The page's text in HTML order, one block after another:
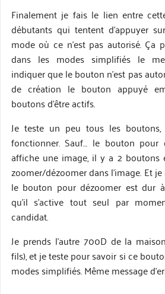
Finalement je fais le lien entre
débutants qui tentent d’appuyer
mode où ce n’est pas autorisé. Ça
dans les modes simplifiés le
indiquer que le bouton n’est pas
de création le bouton appuyé
boutons d’être actifs.
Je teste un peu tous les
fonctionner. Sauf… le bouton pour
affiche une image, il y a 2 boutons
zoomer/dézoomer dans l’image. Et
le bouton pour dézoomer est dur
qu’il s’active tout seul par
candidat.
Je prends l’autre 700D de la
fils), et je teste pour savoir si ce
modes simplifiés. Même message